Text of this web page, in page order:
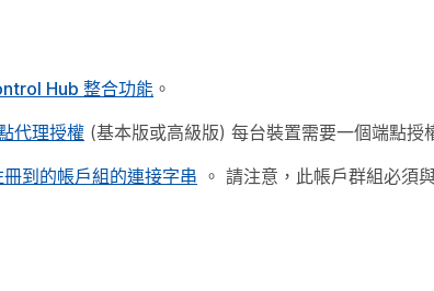
Hub 整合功能 。
代理授權 (基本版或高級版) 每台裝置需要一個端點授
到的帳戶組的連接字串 。 請注意，此帳戶群組必須